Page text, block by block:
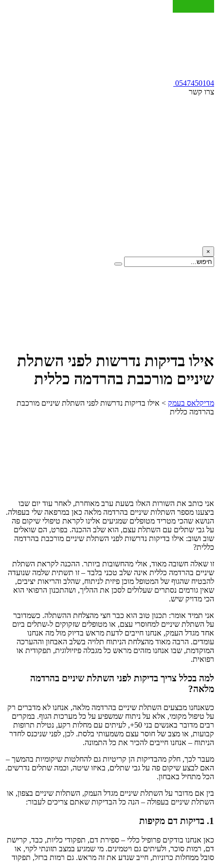
0547450104
צרו קשר
×
אילו בדיקות נדרשות לפני השתלת
שיניים מורכבת בהרדמה כללית
מדיקלאס בעמק > אילו בדיקות נדרשות לפני השתלת שיניים מורכבת
בהרדמה כללית
אני כותב את השורות האלו בשעת ערב מאוחרת, לאחר עוד יום שבו
ביצענו מספר השתלות שיניים בהרדמה מלאה כאן במרפאה שלי בעפולה.
הנושא שהכי מטריד מטופלים שמגיעים אלינו לקראת טיפולי שיקום פה
על גבי שתלים עם השתלת עצם, הוא שלב ההכנה. בפרט, הם שואלים
שוב ושוב: אילו בדיקות נדרשות לפני השתלת שיניים מורכבת בהרדמה
כללית?
זו שאלה חשובה מאוד, אולי מהחשובות ביותר. ההכנה לקראת השתלת
שיניים בהרדמה כללית אינה שלב טכני בלבד – זו תשתית שלמה שנועדה
להבטיח שהגוף של המטופל מוכן פיזית לניתוח, שהלב והריאות יציבים,
שאין גורמים נסתרים שעלולים לסכן את ההליך, ושהתכנון הרפואי הוא
הכי מדויק שיש.
אני תמיד אומר: תכנון טוב הוא כבר חצי מהצלחת ההשתלה. כשמדובר
על השתלת שיניים למחוסרי עצם, או מטופלים שזקוקים ל-שתלים ביום
אחד מגדל העמק, אנחנו חייבים לדעת מראש בדיוק מול מה אנחנו
עומדים. הרבה מאוד מהצלחת הניתוח תלויה בשלב האבחון וההערכה
המוקדמת, שבו אנחנו מזהים מראש כל מגבלה פיזיולוגית, תפקודית או
רפואית.
למה בכלל צריך בדיקות לפני השתלת שיניים בהרדמה
מלאה?
כשאנחנו מבצעים השתלת שיניים בהרדמה מלאה, אנחנו לא מדברים רק
על טיפול מקומי, אלא על ניתוח שמשפיע על כל מערכות הגוף. במקרים
רבים מדובר באנשים בני 50+, לעיתים עם מחלות רקע, נטילת תרופות
קבועות, או מצב של חוסר עצם משמעותי בלסת. לכן, לפני שניכנס לחדר
הניתוח – אנחנו חייבים להכיר את כל התמונה.
מעבר לכך, חלק מהבדיקות הן קריטיות גם להחלטות שיקומיות בהמשך –
האם לבצע שיקום פה על גבי שתלים, באיזו שיטה, וכמה שתלים נדרשים.
הכל מתחיל באבחון.
בין אם מדובר על השתלת שיניים מגדל העמק, השתלות שיניים בצפון, או
השתלת שיניים בעפולה – הנה כל הבדיקות שאתם צריכים לעבור:
1. בדיקות דם מקיפות
כאן אנחנו בודקים פרופיל כללי – ספירת דם, תפקודי כליות, כבד, קרישת
דם, רמות סוכר, ולעיתים גם ויטמינים. מי שמגיע במצב תזונתי לקוי, או
סובל ממחלות כרוניות, חייב שנדע את זה מראש. גם רמות ברזל, תפקוד